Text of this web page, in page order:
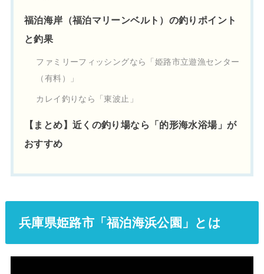
福泊海岸（福泊マリーンベルト）の釣りポイント
と釣果
ファミリーフィッシングなら「姫路市立遊漁センター
（有料）」
カレイ釣りなら「東波止」
【まとめ】近くの釣り場なら「的形海水浴場」が
おすすめ
兵庫県姫路市「福泊海浜公園」とは